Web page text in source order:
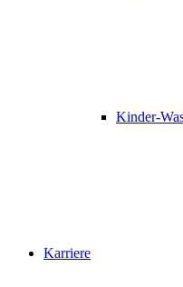
Kinder-
Karriere